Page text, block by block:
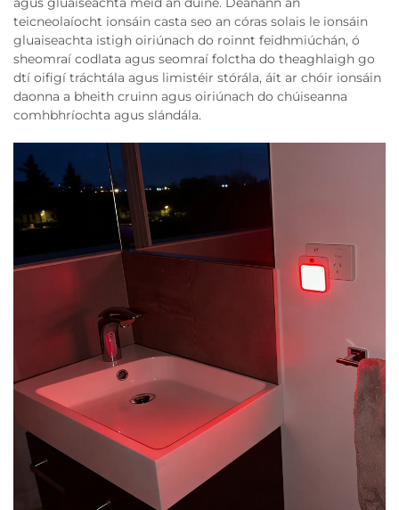
teicneolaíocht ionsáin casta seo an córas solais le ionsáin
gluaiseachta istigh oiriúnach do roinnt feidhmiúchán, ó
sheomraí codlata agus seomraí folctha do theaghlaigh go
dtí oifigí tráchtála agus limistéir stórála, áit ar chóir ionsáin
daonna a bheith cruinn agus oiriúnach do chúiseanna
comhbhríochta agus slándála.